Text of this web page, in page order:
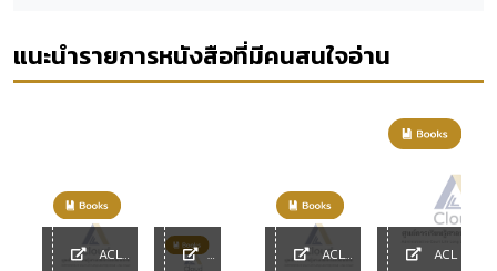
แนะนำรายการหนังสือที่มีคนสนใจอ่าน
ACL